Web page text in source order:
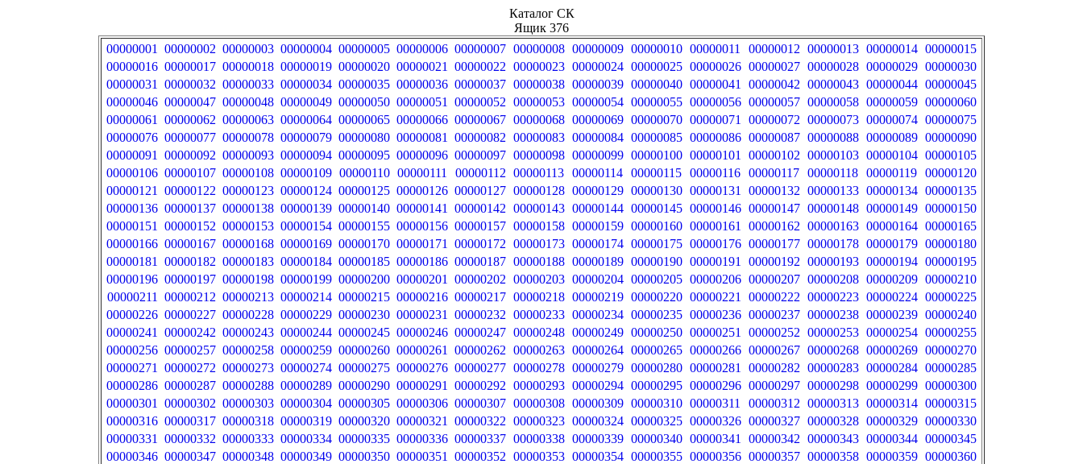
Каталог СК
Ящик 376
00000001
00000002 00000003 00000004 00000005 00000006 00000007 00000008 00000009 00000010 00000011 00000012 00000013 00000014 00000015
00000016 00000017 00000018 00000019 00000020 00000021 00000022 00000023 00000024 00000025 00000026 00000027 00000028 00000029 00000030
00000031
00000032 00000033 00000034 00000035 00000036 00000037 00000038 00000039 00000040 00000041 00000042 00000043 00000044 00000045
00000046 00000047 00000048 00000049 00000050 00000051 00000052 00000053 00000054 00000055 00000056 00000057 00000058 00000059 00000060
00000061
00000062 00000063 00000064 00000065 00000066 00000067 00000068 00000069 00000070 00000071 00000072 00000073 00000074 00000075
00000076 00000077 00000078 00000079 00000080 00000081 00000082 00000083 00000084 00000085 00000086 00000087 00000088 00000089 00000090
00000091
00000092 00000093 00000094 00000095 00000096 00000097 00000098 00000099 00000100 00000101 00000102 00000103 00000104 00000105
00000106 00000107 00000108 00000109 00000110 00000111 00000112 00000113 00000114 00000115 00000116 00000117 00000118 00000119 00000120
00000121
00000122 00000123 00000124 00000125 00000126 00000127 00000128 00000129 00000130 00000131 00000132 00000133 00000134 00000135
00000136 00000137 00000138 00000139 00000140 00000141 00000142 00000143 00000144 00000145 00000146 00000147 00000148 00000149 00000150
00000151
00000152 00000153 00000154 00000155 00000156 00000157 00000158 00000159 00000160 00000161 00000162 00000163 00000164 00000165
00000166 00000167 00000168 00000169 00000170 00000171 00000172 00000173 00000174 00000175 00000176 00000177 00000178 00000179 00000180
00000181
00000182 00000183 00000184 00000185 00000186 00000187 00000188 00000189 00000190 00000191 00000192 00000193 00000194 00000195
00000196 00000197 00000198 00000199 00000200 00000201 00000202 00000203 00000204 00000205 00000206 00000207 00000208 00000209 00000210
00000211
00000212 00000213 00000214 00000215 00000216 00000217 00000218 00000219 00000220 00000221 00000222 00000223 00000224 00000225
00000226 00000227 00000228 00000229 00000230 00000231 00000232 00000233 00000234 00000235 00000236 00000237 00000238 00000239 00000240
00000241
00000242 00000243 00000244 00000245 00000246 00000247 00000248 00000249 00000250 00000251 00000252 00000253 00000254 00000255
00000256 00000257 00000258 00000259 00000260 00000261 00000262 00000263 00000264 00000265 00000266 00000267 00000268 00000269 00000270
00000271
00000272 00000273 00000274 00000275 00000276 00000277 00000278 00000279 00000280 00000281 00000282 00000283 00000284 00000285
00000286 00000287 00000288 00000289 00000290 00000291 00000292 00000293 00000294 00000295 00000296 00000297 00000298 00000299 00000300
00000301
00000302 00000303 00000304 00000305 00000306 00000307 00000308 00000309 00000310 00000311 00000312 00000313 00000314 00000315
00000316 00000317 00000318 00000319 00000320 00000321 00000322 00000323 00000324 00000325 00000326 00000327 00000328 00000329 00000330
00000331
00000332 00000333 00000334 00000335 00000336 00000337 00000338 00000339 00000340 00000341 00000342 00000343 00000344 00000345
00000346 00000347 00000348 00000349 00000350 00000351 00000352 00000353 00000354 00000355 00000356 00000357 00000358 00000359 00000360